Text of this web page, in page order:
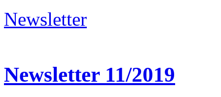
Newsletter
Newsletter 11/2019